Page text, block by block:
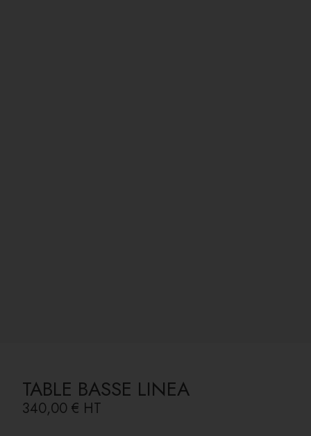
TABLE BASSE LINEA
340,00 € HT